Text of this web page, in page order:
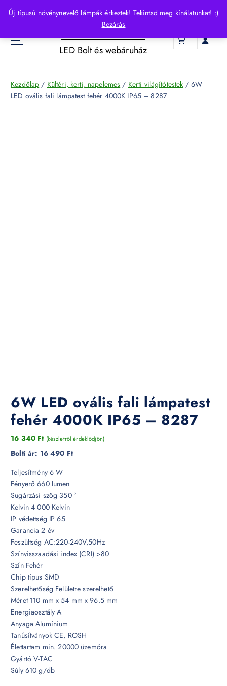
Új típusú növénynevelő lámpák érkeztek! Tekintsd meg kínálatunkat! :)
Bezárás
p
o
HelloLED.hu
LED Bolt és webáruház
Kezdőlap / Kültéri, kerti, napelemes / Kerti világítótestek / 6W
LED ovális fali lámpatest fehér 4000K IP65 – 8287
6W LED ovális fali lámpatest
fehér 4000K IP65 – 8287
16 340 Ft (készletről érdeklődjön)
Bolti ár: 16 490 Ft
Teljesítmény 6 W
Fényerő 660 lumen
Sugárzási szög 350 °
Kelvin 4 000 Kelvin
IP védettség IP 65
Garancia 2 év
Feszültség AC:220-240V,50Hz
Színvisszaadási index (CRI) >80
Szín Fehér
Chip típus SMD
Szerelhetőség Felületre szerelhető
Méret 110 mm x 54 mm x 96.5 mm
Energiaosztály A
Anyaga Alumínium
Tanúsítványok CE, ROSH
Élettartam min. 20000 üzemóra
Gyártó V-TAC
Súly 610 g/db